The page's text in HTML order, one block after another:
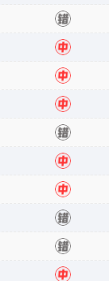
错
中
中
中
错
中
中
错
错
中